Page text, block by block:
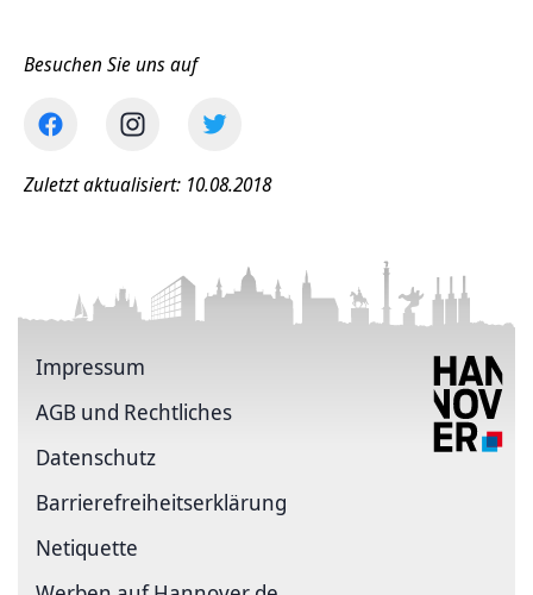
Besuchen Sie uns auf
Zuletzt aktualisiert: 10.08.2018
Impressum
AGB und Rechtliches
Datenschutz
Barriere­freiheits­erklärung
Netiquette